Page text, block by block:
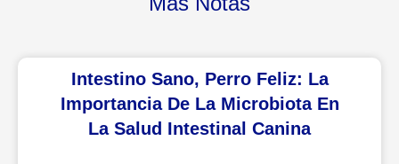
Intestino Sano, Perro Feliz: La
Importancia De La Microbiota En
La Salud Intestinal Canina